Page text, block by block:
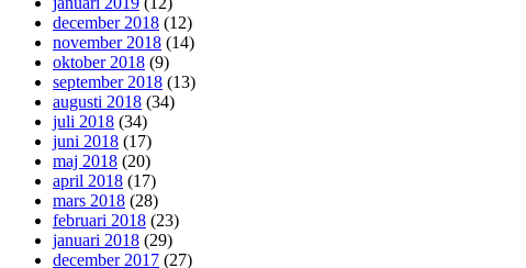
december 2018 (12)
november 2018 (14)
oktober 2018 (9)
september 2018 (13)
augusti 2018 (34)
juli 2018 (34)
juni 2018 (17)
maj 2018 (20)
april 2018 (17)
mars 2018 (28)
februari 2018 (23)
januari 2018 (29)
december 2017 (27)